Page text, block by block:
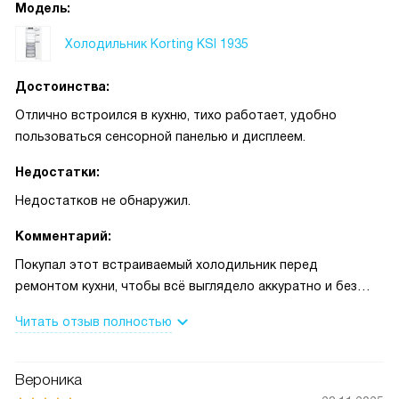
Модель:
Холодильник Korting KSI 1935
Достоинства:
Отлично встроился в кухню, тихо работает, удобно
пользоваться сенсорной панелью и дисплеем.
Недостатки:
Недостатков не обнаружил.
Комментарий:
Покупал этот встраиваемый холодильник перед
ремонтом кухни, чтобы всё выглядело аккуратно и без
система скользящего крепления и возможность
Однажды принимал друзей и нужно было за час охладить
много напитков. Режим Super Cool действительно
Читать отзыв полностью
Вероника